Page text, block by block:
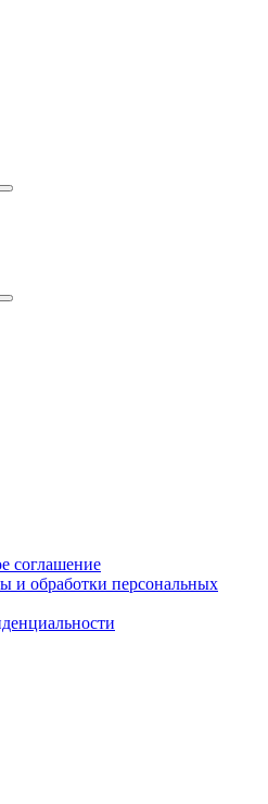
соглашение
и обработки персональных